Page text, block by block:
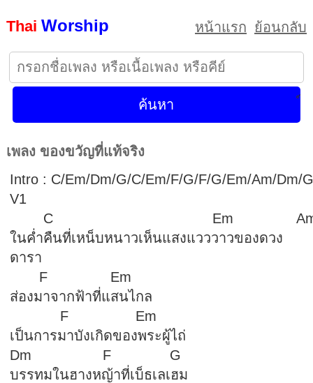
Thai Worship หน้าแรก ย้อนกลับ
เพลง ของขวัญที่แท้จริง
Intro : C/Em/Dm/G/C/Em/F/G/F/G/Em/Am/Dm/
V1
C Em
ในค่ำคืนที่เหน็บหนาวเห็นแสงแวววาวของดวง
ดารา
F Em
ส่องมาจากฟ้าที่แสนไกล
F Em
เป็นการมาบังเกิดของพระผู้ไถ่
Dm F G
บรรทมในฮางหญ้าที่เบ็ธเลเฮม